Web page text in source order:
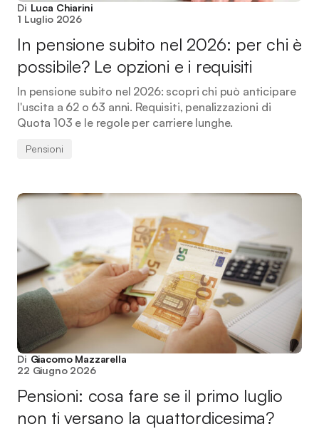
Di Luca Chiarini
1 Luglio 2026
In pensione subito nel 2026: per chi è
possibile? Le opzioni e i requisiti
In pensione subito nel 2026: scopri chi può anticipare
l'uscita a 62 o 63 anni. Requisiti, penalizzazioni di
Quota 103 e le regole per carriere lunghe.
Pensioni
Di Giacomo Mazzarella
22 Giugno 2026
Pensioni: cosa fare se il primo luglio
non ti versano la quattordicesima?